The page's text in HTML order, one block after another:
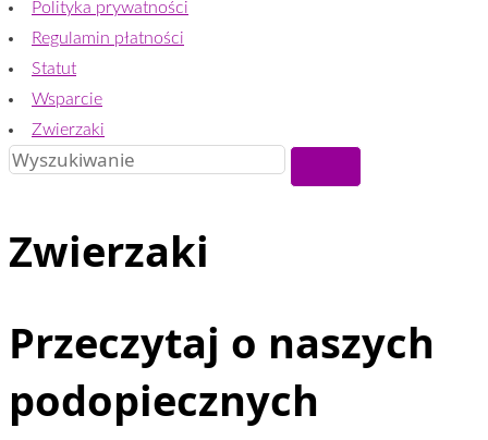
Polityka prywatności
Regulamin płatności
Statut
Wsparcie
Zwierzaki
Zwierzaki
Przeczytaj o naszych
podopiecznych